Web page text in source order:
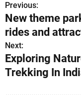
P
o
s
t
Previous:
New theme
rides and
Next:
Exploring
Trekking In